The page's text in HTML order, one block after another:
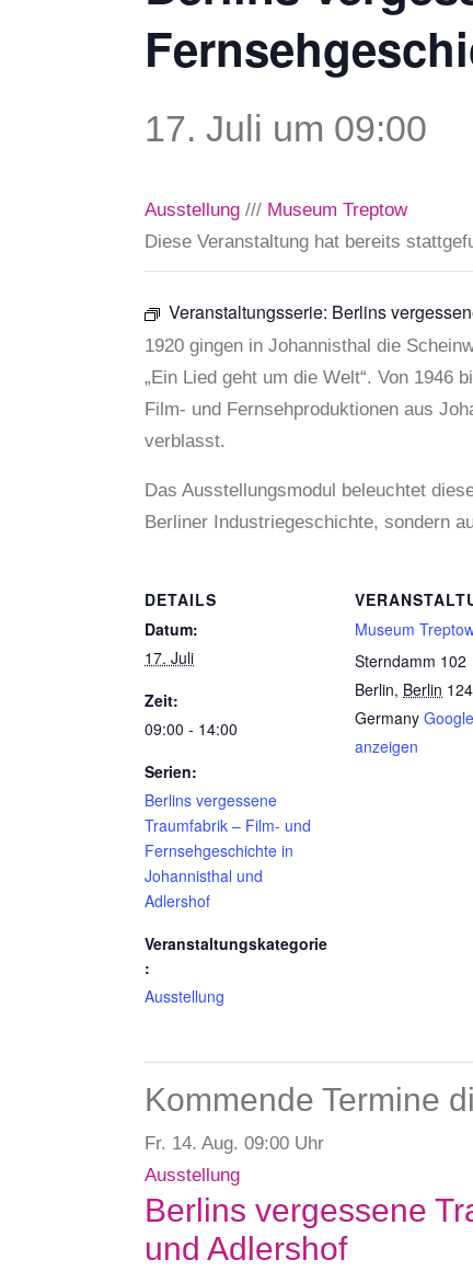
17. Juli um 09:00
Ausstellung /// Museum Treptow
Diese Veranstaltung hat bereits
Veranstaltungsserie: Berlins
1920 gingen in Johannisthal die
„Ein Lied geht um die Welt“. Von 1946
Film- und Fernsehproduktionen aus
verblasst.
Das Ausstellungsmodul beleuchtet
Berliner Industriegeschichte, sondern
DETAILS
Datum:
17. Juli
Zeit:
09:00 - 14:00
Serien:
Berlins vergessene
Traumfabrik – Film- und
Fernsehgeschichte in
Johannisthal und
Adlershof
Veranstaltungskategorie
:
Ausstellung
Museum
Sterndamm 102
Berlin, Berlin
Germany
anzeigen
Kommende Termine
Fr. 14. Aug. 09:00 Uhr
Ausstellung
Berlins vergessene
und Adlershof